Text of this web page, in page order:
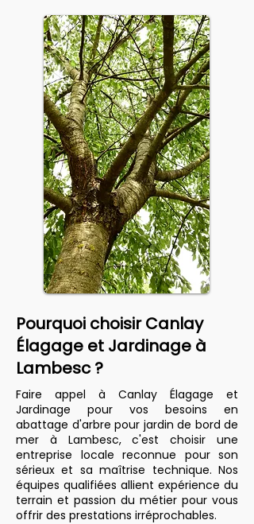
Pourquoi choisir Canlay
Élagage et Jardinage à
Lambesc ?
Faire appel à Canlay Élagage et
Jardinage pour vos besoins en
abattage d'arbre pour jardin de bord de
mer à Lambesc, c'est choisir une
entreprise locale reconnue pour son
sérieux et sa maîtrise technique. Nos
équipes qualifiées allient expérience du
terrain et passion du métier pour vous
offrir des prestations irréprochables.